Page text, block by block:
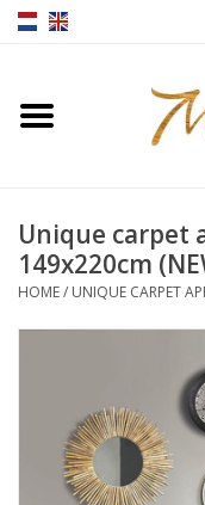
Home
Plaids
Stoelen
Unique carpet
149x220cm
HOME/ UNIQUE CARPET